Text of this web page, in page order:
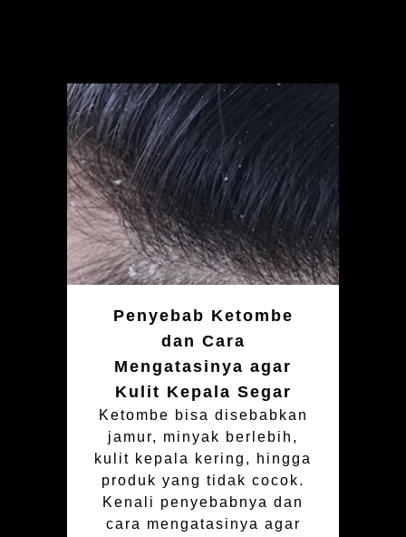
Penyebab Ketombe
dan Cara
Mengatasinya agar
Kulit Kepala Segar
Ketombe bisa disebabkan
jamur, minyak berlebih,
kulit kepala kering, hingga
produk yang tidak cocok.
Kenali penyebabnya dan
cara mengatasinya agar